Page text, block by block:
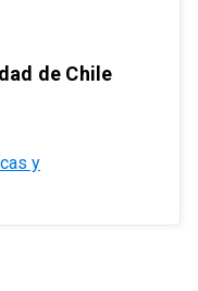
de Chile
y